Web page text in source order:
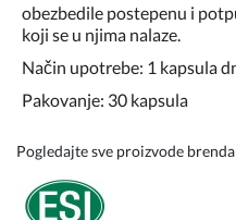
obezbedile postepenu i
koji se u njima nalaze.
Način upotrebe: 1 kapsula
Pakovanje: 30 kapsula
Pogledajte sve proizvode